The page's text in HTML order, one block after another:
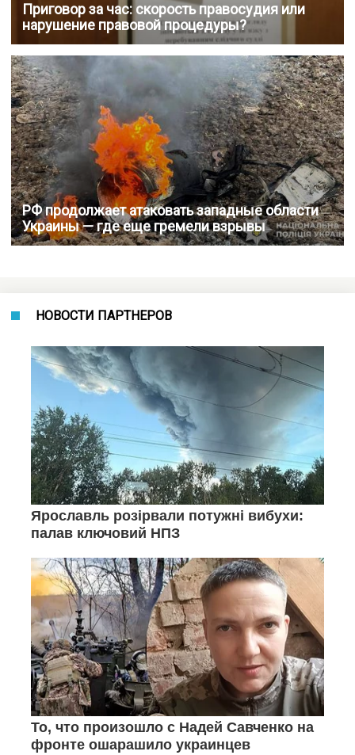
Приговор за час: скорость правосудия или
нарушение правовой процедуры?
РФ продолжает атаковать западные области
Украины — где еще гремели взрывы
НОВОСТИ ПАРТНЕРОВ